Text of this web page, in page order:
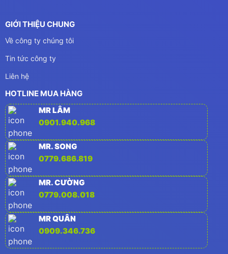
GIỚI THIỆU CHUNG
Về công ty chúng tôi
Tin tức công ty
Liên hệ
HOTLINE MUA HÀNG
MR LÂM
0901.940.968
MR. SONG
0779.686.819
MR. CƯỜNG
0779.008.018
MR QUÂN
0909.346.736